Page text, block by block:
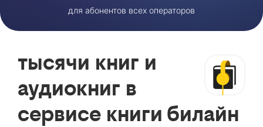
для абонентов всех операторов
тысячи книг и
аудиокниг в
сервисе книги билайн